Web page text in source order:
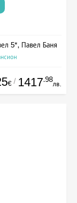
5*, Павел Баня
€ / 1417.98
лв.